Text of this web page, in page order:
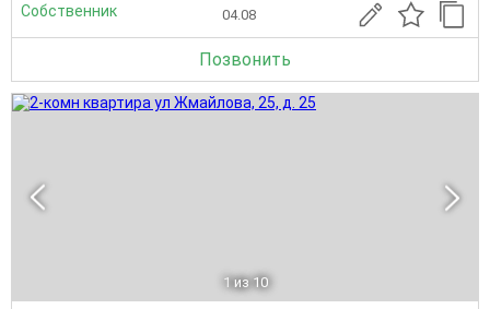
Собственник 04.08
Позвонить
1 из 10